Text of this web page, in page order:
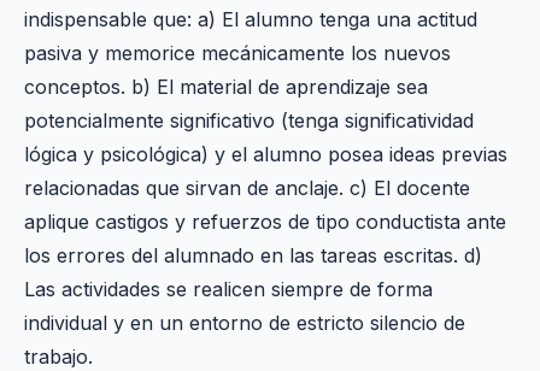
indispensable que: a) El alumno tenga una actitud
pasiva y memorice mecánicamente los nuevos
conceptos. b) El material de aprendizaje sea
potencialmente significativo (tenga significatividad
lógica y psicológica) y el alumno posea ideas previas
relacionadas que sirvan de anclaje. c) El docente
aplique castigos y refuerzos de tipo conductista ante
los errores del alumnado en las tareas escritas. d)
Las actividades se realicen siempre de forma
individual y en un entorno de estricto silencio de
trabajo.